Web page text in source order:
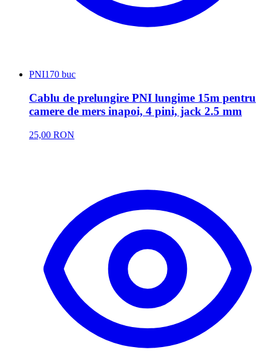
PNI170 buc
Cablu de prelungire PNI lungime 15m pentru
camere de mers inapoi, 4 pini, jack 2.5 mm
25,00 RON